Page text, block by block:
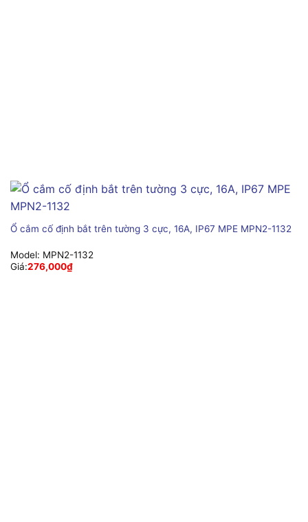
Ổ cắm cố định bắt trên tường 3 cực, 16A, IP67 MPE MPN2-1132
Model: MPN2-1132
Giá:276,000₫